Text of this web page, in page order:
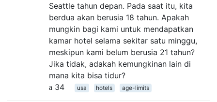
Seattle tahun depan. Pada saat itu, kita
berdua akan berusia 18 tahun. Apakah
mungkin bagi kami untuk mendapatkan
kamar hotel selama sekitar satu minggu,
meskipun kami belum berusia 21 tahun?
Jika tidak, adakah kemungkinan lain di
mana kita bisa tidur?
34
usa hotels age-limits